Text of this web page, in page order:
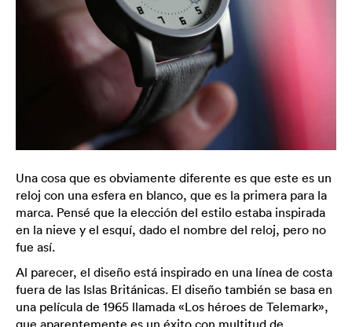
Una cosa que es obviamente diferente es que este es un
reloj con una esfera en blanco, que es la primera para la
marca. Pensé que la elección del estilo estaba inspirada
en la nieve y el esquí, dado el nombre del reloj, pero no
fue así.
Al parecer, el diseño está inspirado en una línea de costa
fuera de las Islas Británicas. El diseño también se basa en
una película de 1965 llamada «Los héroes de Telemark»,
que aparentemente es un éxito con multitud de